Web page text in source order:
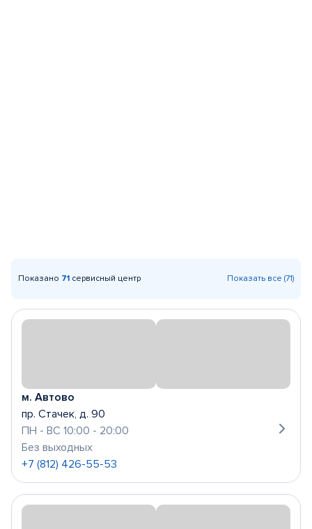
Показано 71 сервисный центр Показать все (71)
м. Автово
пр. Стачек, д. 90
ПН - ВС 10:00 - 20:00
Без выходных
+7 (812) 426-55-53